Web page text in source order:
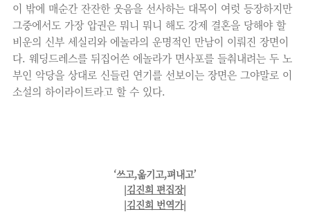
이 밖에 매순간 잔잔한 웃음을 선사하는 대목이 여럿 등장하지만
그중에서도 가장 압권은 뭐니 뭐니 해도 강제 결혼을 당해야 할
비운의 신부 세실리와 에놀라의 운명적인 만남이 이뤄진 장면이
다. 웨딩드레스를 뒤집어쓴 에놀라가 면사포를 들춰내려는 두 노
부인 악당을 상대로 신들린 연기를 선보이는 장면은 그야말로 이
소설의 하이라이트라고 할 수 있다.
‘쓰고,옮기고,펴내고’
|김진희 편집장|
|김진희 번역가|